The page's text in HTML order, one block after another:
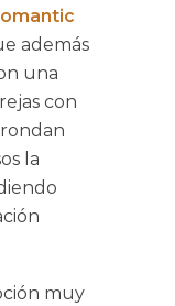
además
una
con
la
muy